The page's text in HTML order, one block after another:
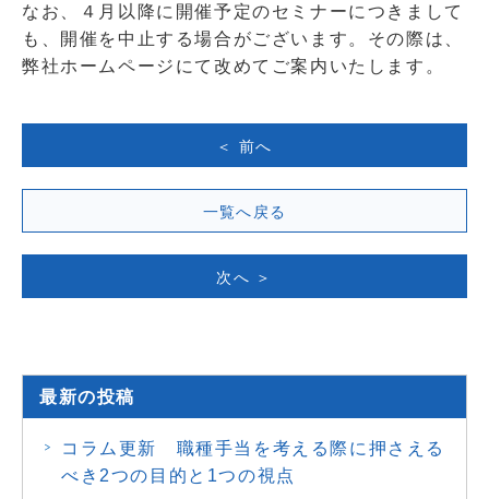
なお、４月以降に開催予定のセミナーにつきまして
も、開催を中止する場合がございます。その際は、
弊社ホームページにて改めてご案内いたします。
＜ 前へ
一覧へ戻る
次へ ＞
最新の投稿
コラム更新 職種手当を考える際に押さえる
べき2つの目的と1つの視点